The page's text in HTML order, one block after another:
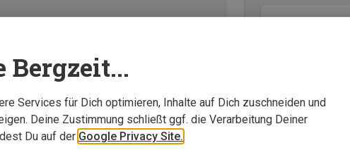
Bergzeit...
Services für Dich optimieren, Inhalte auf Dich zuschneiden und
Deine Zustimmung schließt ggf. die Verarbeitung Deiner
Du auf der Google Privacy Site.